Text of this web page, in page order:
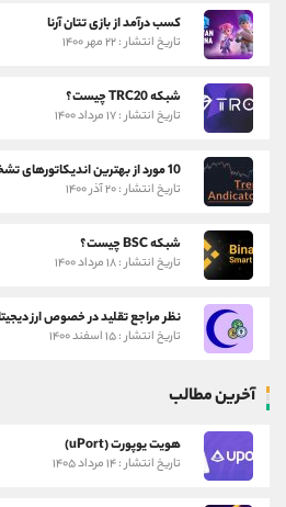
کسب درآمد از بازی تتان آرنا
تاریخ انتشار : ۲۲ مهر ۱۴۰۰
شبکه TRC20 چیست؟
تاریخ انتشار : ۱۷ مرداد ۱۴۰۰
10 مورد از بهترین اندیکاتورهای تشخیص روند
تاریخ انتشار : ۲۰ آذر ۱۴۰۰
شبکه BSC چیست؟
تاریخ انتشار : ۱۸ مرداد ۱۴۰۰
نظر مراجع تقلید در خصوص ارز
تاریخ انتشار : ۱۵ اسفند ۱۴۰۰
آخرین مطالب
هویت یوپورت (uPort)
تاریخ انتشار : ۱۴ مرداد ۱۴۰۵